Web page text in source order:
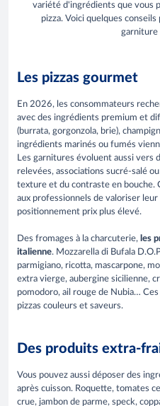
variété d'ingrédients que vous
pizza. Voici quelques
garniture
Les pizzas gourmet
En 2026, les consommateurs
avec des ingrédients premium et
(burrata, gorgonzola, brie),
ingrédients marinés ou fumés
Les garnitures évoluent aussi vers
relevées, associations sucré-salé
texture et du contraste en bouche.
aux professionnels de valoriser
positionnement prix plus élevé.
Des fromages à la charcuterie, les
italienne. Mozzarella di Bufala
parmigiano, ricotta, mascarpone,
extra vierge, aubergine sicilienne,
pomodoro, ail rouge de Nubia…
pizzas couleurs et saveurs.
Des produits extra-
Vous pouvez aussi déposer des
après cuisson. Roquette, tomates
crue, jambon de parme, speck,